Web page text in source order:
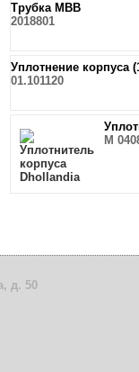
Трубка MBB
2018801
Уплотнение корпуса
01.101120
M
д. 50